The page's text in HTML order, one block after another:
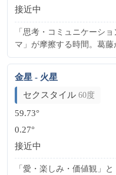
接近中
「思考・コミュニケーシ
マ」が摩擦する時間。葛藤
金星 - 火星
セクスタイル 60度
59.73°
0.27°
接近中
「愛・楽しみ・価値観」